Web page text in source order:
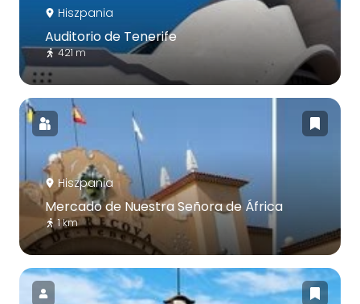
Hiszpania
Auditorio de Tenerife
421 m
Hiszpania
Mercado de Nuestra Señora de África
1 km